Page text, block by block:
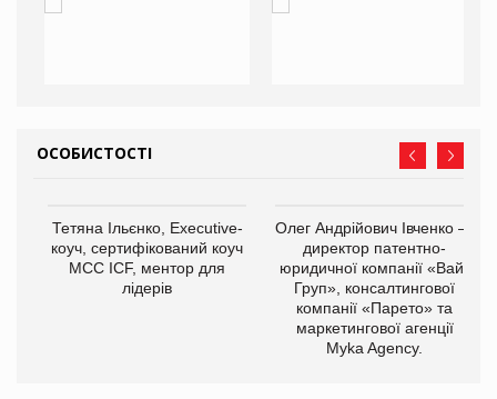
ОСОБИСТОСТІ
Тетяна Ільєнко, Executive-
коуч, сертифікований коуч
МСС ICF, ментор для
лідерів
Олег Андрійович Івченко —
директор патентно-
юридичної компанії «Вайз
Груп», консалтингової
компанії «Парето» та
маркетингової агенції
Myka Agency.